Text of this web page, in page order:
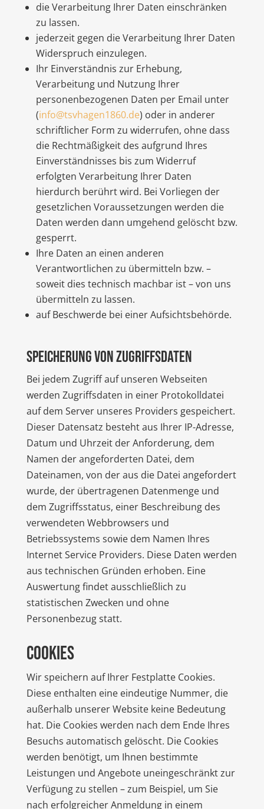
die Verarbeitung Ihrer Daten einschränken
zu lassen.
jederzeit gegen die Verarbeitung Ihrer Daten
Widerspruch einzulegen.
Ihr Einverständnis zur Erhebung,
Verarbeitung und Nutzung Ihrer
personenbezogenen Daten per Email unter
(info@tsvhagen1860.de) oder in anderer
schriftlicher Form zu widerrufen, ohne dass
die Rechtmäßigkeit des aufgrund Ihres
Einverständnisses bis zum Widerruf
erfolgten Verarbeitung Ihrer Daten
hierdurch berührt wird. Bei Vorliegen der
gesetzlichen Voraussetzungen werden die
Daten werden dann umgehend gelöscht bzw.
gesperrt.
Ihre Daten an einen anderen
Verantwortlichen zu übermitteln bzw. –
soweit dies technisch machbar ist – von uns
übermitteln zu lassen.
auf Beschwerde bei einer Aufsichtsbehörde.
Speicherung von Zugriffsdaten
Bei jedem Zugriff auf unseren Webseiten
werden Zugriffsdaten in einer Protokolldatei
auf dem Server unseres Providers gespeichert.
Dieser Datensatz besteht aus Ihrer IP-Adresse,
Datum und Uhrzeit der Anforderung, dem
Namen der angeforderten Datei, dem
Dateinamen, von der aus die Datei angefordert
wurde, der übertragenen Datenmenge und
dem Zugriffsstatus, einer Beschreibung des
verwendeten Webbrowsers und
Betriebssystems sowie dem Namen Ihres
Internet Service Providers. Diese Daten werden
aus technischen Gründen erhoben. Eine
Auswertung findet ausschließlich zu
statistischen Zwecken und ohne
Personenbezug statt.
Cookies
Wir speichern auf Ihrer Festplatte Cookies.
Diese enthalten eine eindeutige Nummer, die
außerhalb unserer Website keine Bedeutung
hat. Die Cookies werden nach dem Ende Ihres
Besuchs automatisch gelöscht. Die Cookies
werden benötigt, um Ihnen bestimmte
Leistungen und Angebote uneingeschränkt zur
Verfügung zu stellen – zum Beispiel, um Sie
nach erfolgreicher Anmeldung in einem